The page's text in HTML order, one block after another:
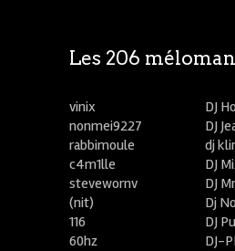
Les 206
vinix
nonmei9227
rabbimoule
c4m1lle
stevewornv
(nit)
116
60hz
DJ
DJ
dj
DJ
DJ
Dj
DJ
DJ-